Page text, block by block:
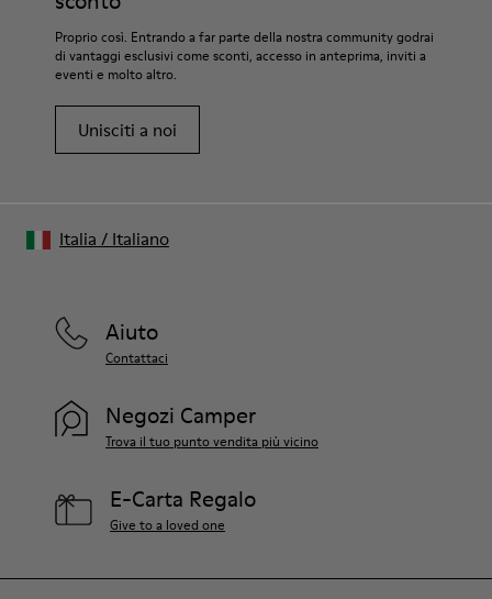
Proprio così. Entrando a far parte della nostra community godrai
di vantaggi esclusivi come sconti, accesso in anteprima, inviti a
eventi e molto altro.
Unisciti a noi
Aiuto
Contattaci
Negozi Camper
Trova il tuo punto vendita più vicino
E-Carta Regalo
Give to a loved one
Italia / Italiano